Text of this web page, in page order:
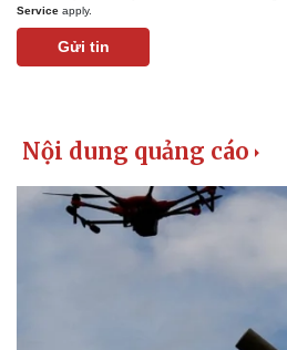
Service apply.
Gửi tin